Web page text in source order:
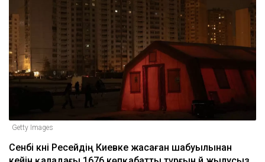
Getty Images
Сенбі күні Ресейдің Киевке жасаған шабуылынан